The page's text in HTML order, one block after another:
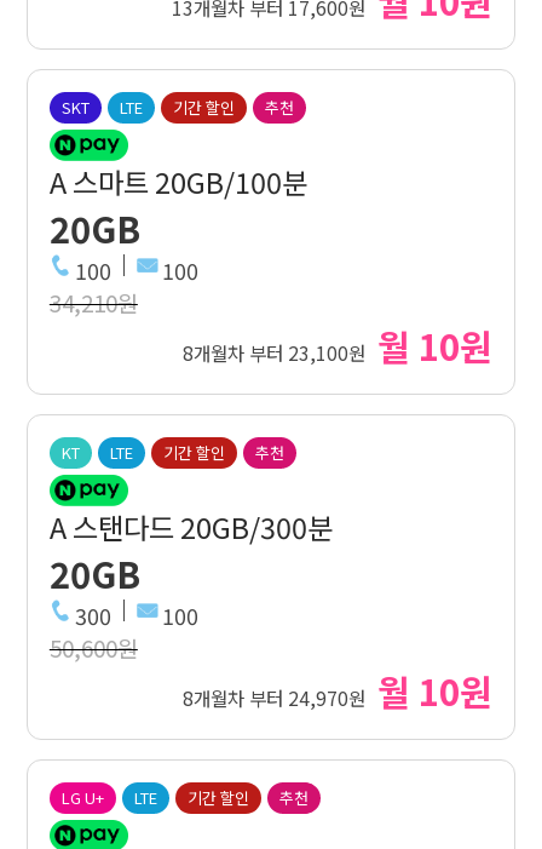
13개월차 부터 17,600원
SKT LTE 기간 할인 추천
A 스마트 20GB/100분
20GB
100 100
34,210원
8개월차 부터 23,100원 월 10원
KT LTE 기간 할인 추천
A 스탠다드 20GB/300분
20GB
300 100
50,600원
8개월차 부터 24,970원 월 10원
LG U+ LTE 기간 할인 추천